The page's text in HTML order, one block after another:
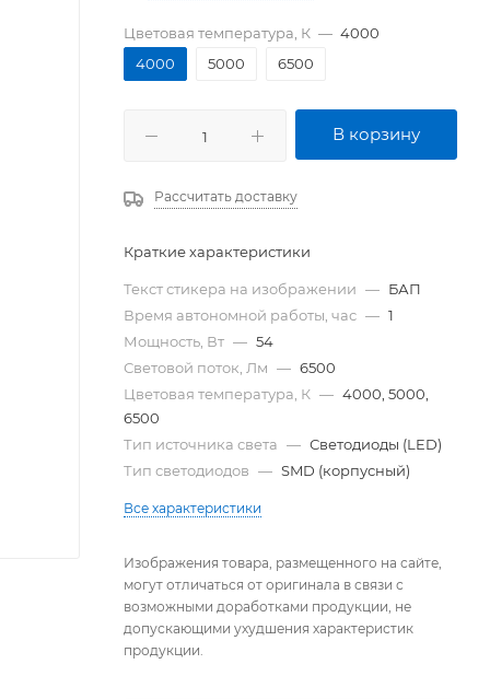
Цветовая температура, К — 4000
4000
5000 6500
В корзину
Рассчитать доставку
Краткие характеристики
Текст стикера на изображении — БАП
Время автономной работы, час — 1
Мощность, Вт — 54
Световой поток, Лм — 6500
Цветовая температура, К — 4000, 5000,
6500
Тип источника света — Светодиоды (LED)
Тип светодиодов — SMD (корпусный)
Все характеристики
Изображения товара, размещенного на сайте,
могут отличаться от оригинала в связи с
возможными доработками продукции, не
допускающими ухудшения характеристик
продукции.